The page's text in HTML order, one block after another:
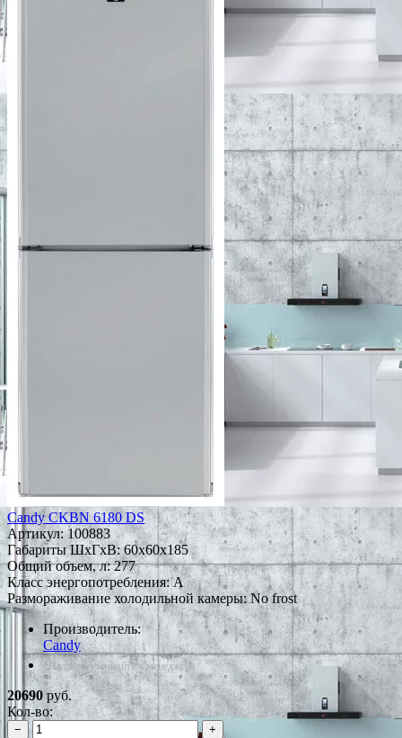
Candy CKBN 6180 DS
Артикул:100883
Габариты ШxГxВ: 60x60x185
Общий объем, л: 277
Класс энергопотребления: A
Размораживание холодильной камеры: No frost
Производитель:
Candy
*Наличие уточняйте у менеджера
20690руб.
Кол-во:
−
+